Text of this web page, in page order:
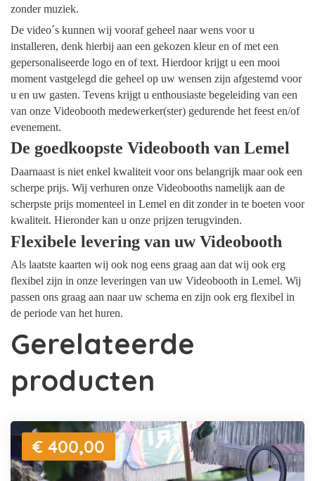
zonder muziek.
De video´s kunnen wij vooraf geheel naar wens voor u
installeren, denk hierbij aan een gekozen kleur en of met een
gepersonaliseerde logo en of text. Hierdoor krijgt u een mooi
moment vastgelegd die geheel op uw wensen zijn afgestemd voor
u en uw gasten. Tevens krijgt u enthousiaste begeleiding van een
van onze Videobooth medewerker(ster) gedurende het feest en/of
evenement.
De goedkoopste Videobooth van Lemel
Daarnaast is niet enkel kwaliteit voor ons belangrijk maar ook een
scherpe prijs. Wij verhuren onze Videobooths namelijk aan de
scherpste prijs momenteel in Lemel en dit zonder in te boeten voor
kwaliteit. Hieronder kan u onze prijzen terugvinden.
Flexibele levering van uw Videobooth
Als laatste kaarten wij ook nog eens graag aan dat wij ook erg
flexibel zijn in onze leveringen van uw Videobooth in Lemel. Wij
passen ons graag aan naar uw schema en zijn ook erg flexibel in
de periode van het huren.
Gerelateerde
producten
€ 400,00